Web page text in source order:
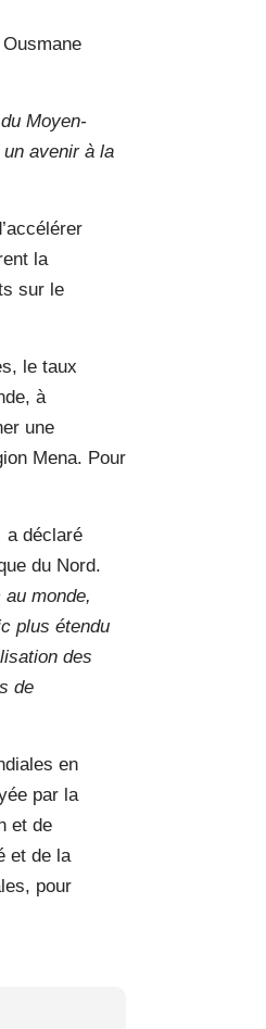
Moyen-
avenir à la
la
sur le
le taux
à
une
Mena. Pour
a déclaré
du Nord.
monde,
plus étendu
des
de
en
par la
et de
et de la
pour